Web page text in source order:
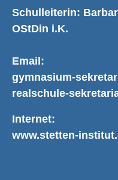
Schulleiterin:
OStDin i.K.
Email:
gymnasium-
realschule-
Internet:
www.stetten-